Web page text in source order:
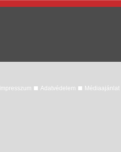
Impresszum Adatvédelem Médiaajánlat